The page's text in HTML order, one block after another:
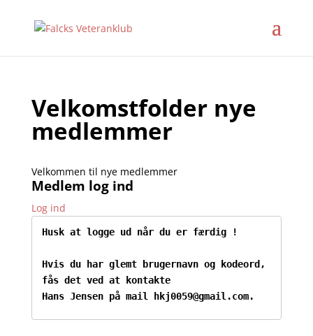
Velkomstfolder nye
medlemmer
Velkommen til nye medlemmer
Medlem log ind
Log ind
Husk at logge ud når du er færdig !
Hvis du har glemt brugernavn og kodeord,
fås det ved at kontakte
Hans Jensen på mail hkj0059@gmail.com.